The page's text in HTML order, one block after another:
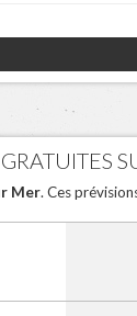
Mer. Ces